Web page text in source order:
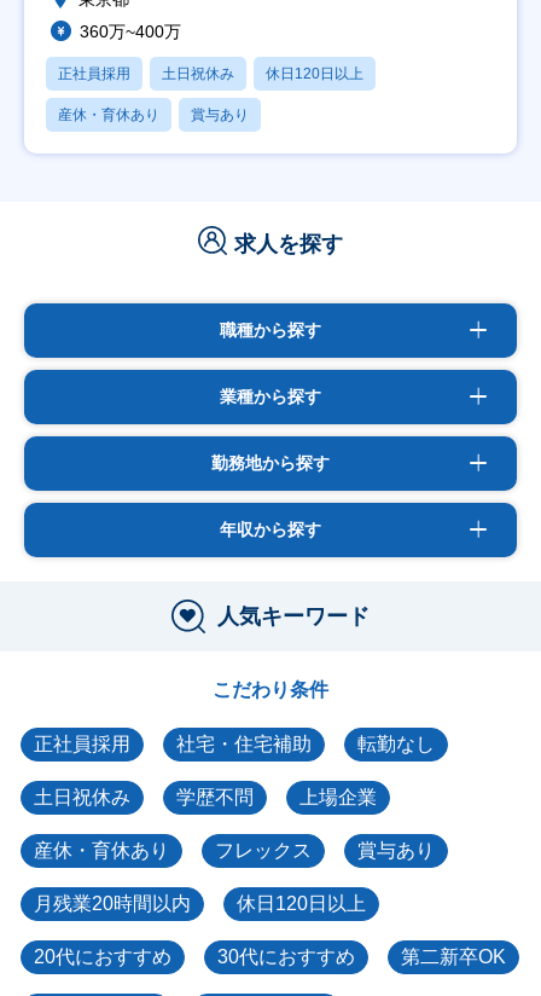
360万~400万
正社員採用 土日祝休み 休日120日以上
産休・育休あり 賞与あり
求人を探す
職種から探す
業種から探す
勤務地から探す
年収から探す
人気キーワード
こだわり条件
正社員採用 社宅・住宅補助 転勤なし
土日祝休み 学歴不問 上場企業
産休・育休あり フレックス 賞与あり
月残業20時間以内 休日120日以上
20代におすすめ 30代におすすめ 第二新卒OK